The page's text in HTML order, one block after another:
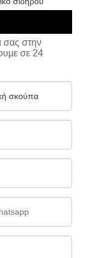
σας στην
σε 24